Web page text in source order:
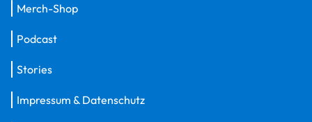
Merch-Shop
Podcast
Stories
Impressum & Datenschutz